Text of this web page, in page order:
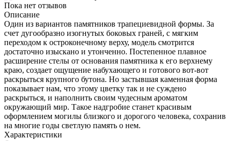
Пока нет отзывов
Описание
Один из вариантов памятников трапециевидной формы. За
счет дугообразно изогнутых боковых граней, с мягким
переходом к остроконечному верху, модель смотрится
достаточно изыскано и утонченно. Постепенное плавное
расширение стелы от основания памятника к его верхнему
краю, создает ощущение набухающего и готового вот-вот
раскрыться крупного бутона. Но застывшая каменная форма
показывает нам, что этому цветку так и не суждено
раскрыться, и наполнить своим чудесным ароматом
окружающий мир. Такое надгробие станет красивым
оформлением могилы близкого и дорогого человека, сохранив
на многие годы светлую память о нем.
Характеристики